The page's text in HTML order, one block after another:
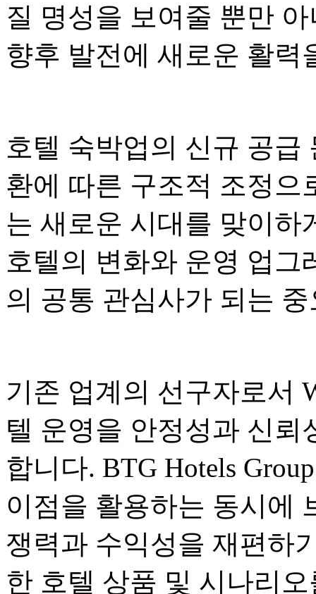
질 명성을 보여줄 뿐만
향후 발전에 새로운 활력
호텔 숙박업의 신규 공급
환에 따른 구조적 조정으
는 새로운 시대를 맞이하
호텔의 변화와 운영 업
의 공통 관심사가 되는
기존 업계의 선구자로서
텔 운영을 안정성과 신
합니다. BTG Hotels
이점을 활용하는 동시에
쟁력과 수익성을 재편하
한 호텔 상품 및 시나리